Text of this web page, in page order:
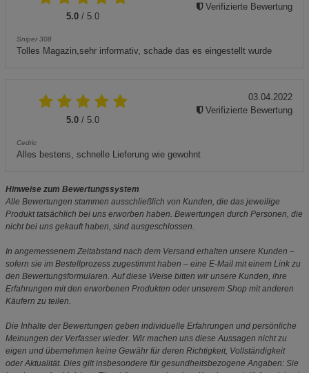
5.0 / 5.0
Sniper 308
Tolles Magazin,sehr informativ, schade das es eingestellt wurde
Verifizierte Bewertung
5.0 / 5.0
Cedric
Alles bestens, schnelle Lieferung wie gewohnt
03.04.2022
Verifizierte Bewertung
Hinweise zum Bewertungssystem
Alle Bewertungen stammen ausschließlich von Kunden, die das jeweilige
Produkt tatsächlich bei uns erworben haben. Bewertungen durch Personen, die
nicht bei uns gekauft haben, sind ausgeschlossen.
In angemessenem Zeitabstand nach dem Versand erhalten unsere Kunden –
sofern sie im Bestellprozess zugestimmt haben – eine E-Mail mit einem Link zu
den Bewertungsformularen. Auf diese Weise bitten wir unsere Kunden, ihre
Erfahrungen mit den erworbenen Produkten oder unserem Shop mit anderen
Käufern zu teilen.
Die Inhalte der Bewertungen geben individuelle Erfahrungen und persönliche
Meinungen der Verfasser wieder. Wir machen uns diese Aussagen nicht zu
eigen und übernehmen keine Gewähr für deren Richtigkeit, Vollständigkeit
oder Aktualität. Dies gilt insbesondere für gesundheitsbezogene Angaben: Sie